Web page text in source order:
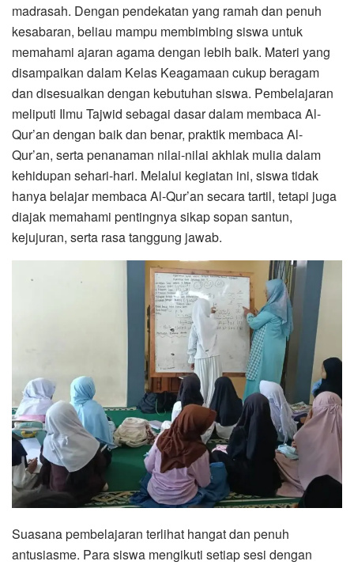
madrasah. Dengan pendekatan yang ramah dan penuh
kesabaran, beliau mampu membimbing siswa untuk
memahami ajaran agama dengan lebih baik. Materi yang
disampaikan dalam Kelas Keagamaan cukup beragam
dan disesuaikan dengan kebutuhan siswa. Pembelajaran
meliputi Ilmu Tajwid sebagai dasar dalam membaca Al-
Qur’an dengan baik dan benar, praktik membaca Al-
Qur’an, serta penanaman nilai-nilai akhlak mulia dalam
kehidupan sehari-hari. Melalui kegiatan ini, siswa tidak
hanya belajar membaca Al-Qur’an secara tartil, tetapi juga
diajak memahami pentingnya sikap sopan santun,
kejujuran, serta rasa tanggung jawab.
Suasana pembelajaran terlihat hangat dan penuh
antusiasme. Para siswa mengikuti setiap sesi dengan